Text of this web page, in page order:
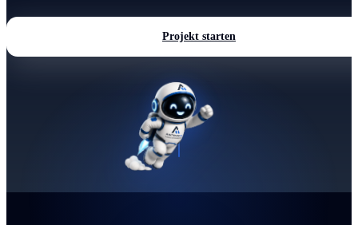
Projekt starten